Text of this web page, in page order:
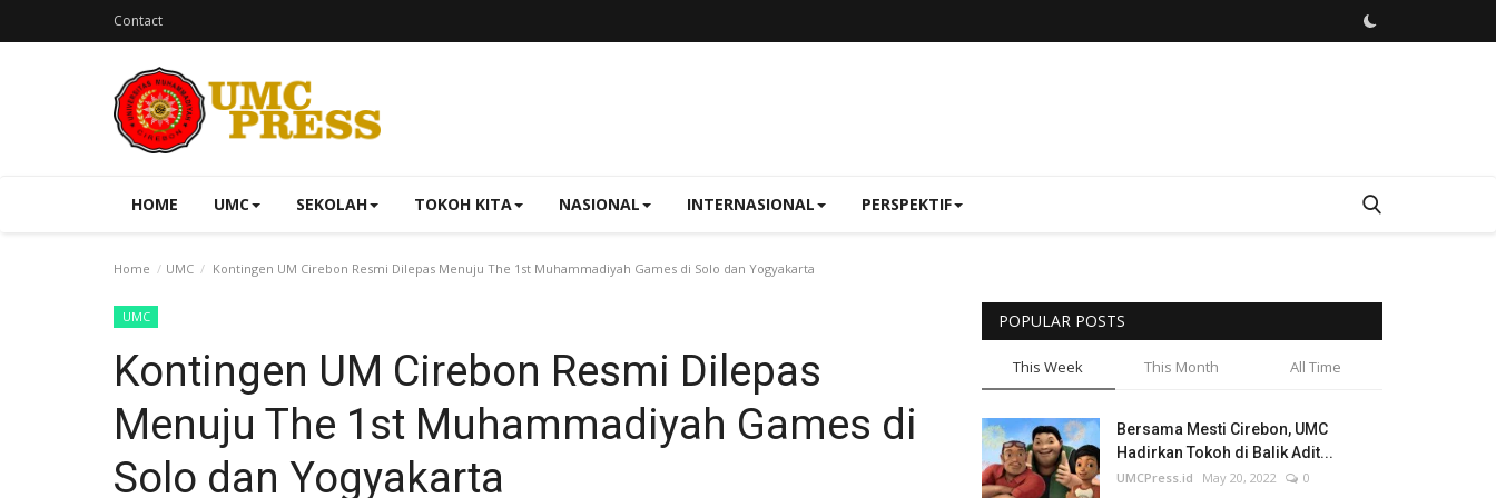
Contact
HOME UMC SEKOLAH TOKOH KITA NASIONAL INTERNASIONAL PERSPEKTIF
Home UMC Kontingen UM Cirebon Resmi Dilepas Menuju The 1st Muhammadiyah Games di Solo dan Yogyakarta
UMC
Kontingen UM Cirebon Resmi Dilepas
Menuju The 1st Muhammadiyah Games di
Solo dan Yogyakarta
POPULAR POSTS
This Week This Month All Time
Bersama Mesti Cirebon, UMC
Hadirkan Tokoh di Balik Adit...
UMCPress.id May 20, 2022 0